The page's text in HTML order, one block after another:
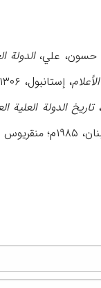
حسون، علي،الدولة
، إستانبول، ۱۳۰۶هـ؛ الشدیاق، طنوس،
تاریخ الدولة العلیة
الله،